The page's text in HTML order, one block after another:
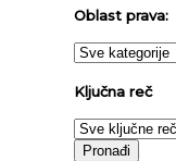
Oblast prava:
Ključna reč